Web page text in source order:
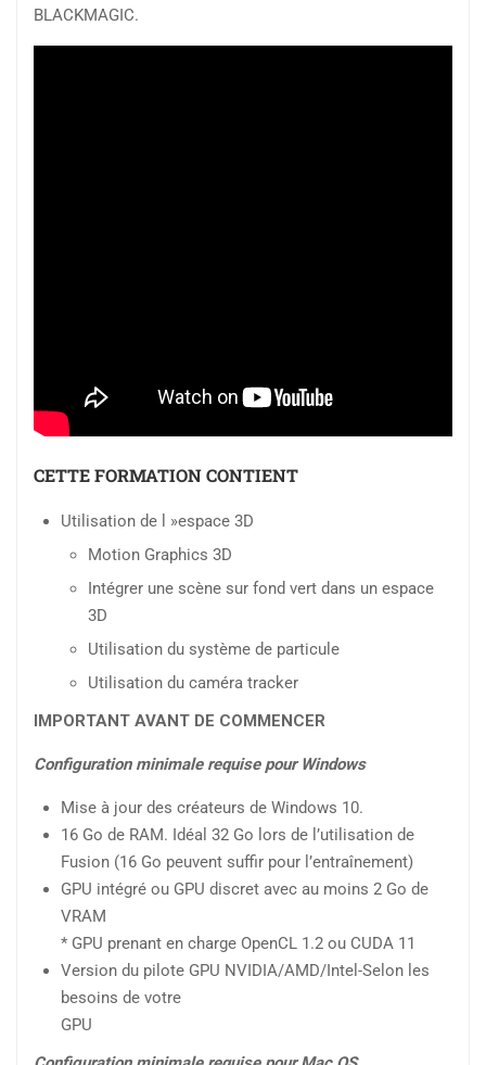
BLACKMAGIC.
CETTE FORMATION CONTIENT
Utilisation de l »espace 3D
Motion Graphics 3D
Intégrer une scène sur fond vert dans un espace
3D
Utilisation du système de particule
Utilisation du caméra tracker
IMPORTANT AVANT DE COMMENCER
Configuration minimale requise pour Windows
Mise à jour des créateurs de Windows 10.
16 Go de RAM. Idéal 32 Go lors de l’utilisation de
Fusion (16 Go peuvent suffir pour l’entraînement)
GPU intégré ou GPU discret avec au moins 2 Go de
VRAM
* GPU prenant en charge OpenCL 1.2 ou CUDA 11
Version du pilote GPU NVIDIA/AMD/Intel-Selon les
besoins de votre
GPU